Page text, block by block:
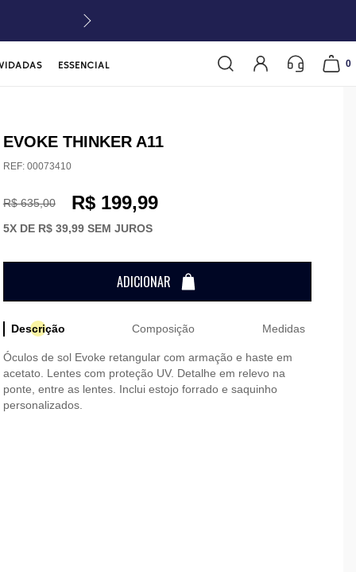
ESSENCIAL 0
EVOKE THINKER A11
REF: 00073410
R$ 635,00 R$ 199,99
5X DE R$ 39,99SEM JUROS
ADICIONAR
Descrição Composição Medidas
Óculos de sol Evoke retangular com armação e haste em
acetato. Lentes com proteção UV. Detalhe em relevo na
ponte, entre as lentes. Inclui estojo forrado e saquinho
personalizados.